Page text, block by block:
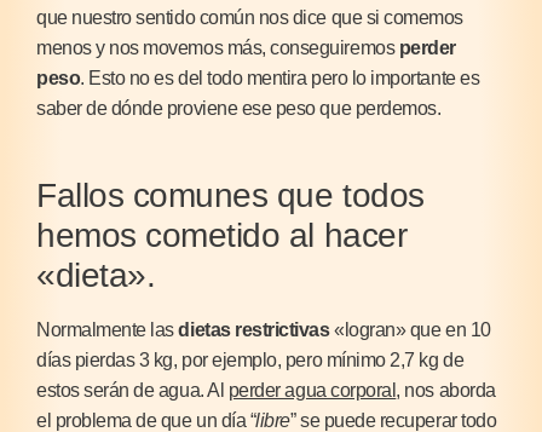
que nuestro sentido común nos dice que si comemos
menos y nos movemos más, conseguiremos perder
peso. Esto no es del todo mentira pero lo importante es
saber de dónde proviene ese peso que perdemos.
Fallos comunes que todos
hemos cometido al hacer
«dieta».
Normalmente lasdietas restrictivas«logran» que en 10
días pierdas 3 kg, por ejemplo, pero mínimo 2,7 kg de
estos serán de agua. Al perder agua corporal , nos aborda
el problema de que un día “libre” se puede recuperar todo